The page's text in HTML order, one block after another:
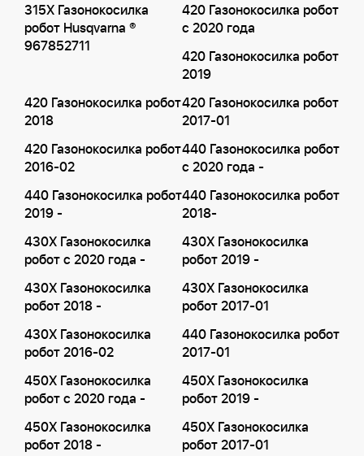
315X Газонокосилка
робот Husqvarna ®
967852711
420 Газонокосилка робот
с 2020 года
420 Газонокосилка робот
2019
420 Газонокосилка робот
2018
420 Газонокосилка робот
2017-01
420 Газонокосилка робот
2016-02
440 Газонокосилка робот
с 2020 года -
440 Газонокосилка робот
2019 -
440 Газонокосилка робот
2018-
430X Газонокосилка
робот с 2020 года -
430X Газонокосилка
робот 2019 -
430X Газонокосилка
робот 2018 -
430X Газонокосилка
робот 2017-01
430X Газонокосилка
робот 2016-02
440 Газонокосилка робот
2017-01
450X Газонокосилка
робот с 2020 года -
450X Газонокосилка
робот 2019 -
450X Газонокосилка
робот 2018 -
450X Газонокосилка
робот 2017-01